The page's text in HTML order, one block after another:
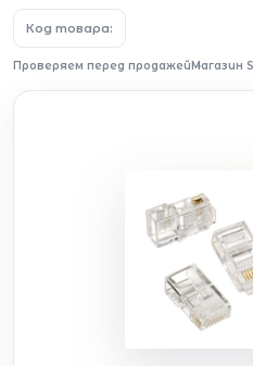
Код товара:
Проверяем перед продажейМагазин